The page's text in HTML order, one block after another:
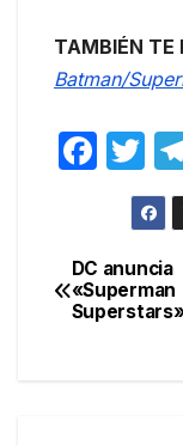
TAMBIÉN TE
Batman/
F
e
b
T
w
itt
er
de
DC anuncia
«Superman